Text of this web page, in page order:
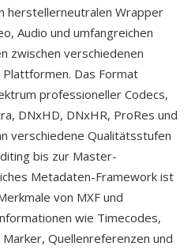
herstellerneutralen Wrapper
Audio und umfangreichen
zwischen verschiedenen
Das Format
professioneller Codecs,
DNxHD, DNxHR, ProRes und
verschiedene Qualitätsstufen
bis zur Master-
Metadaten-Framework ist
von MXF und
wie Timecodes,
Quellenreferenzen und